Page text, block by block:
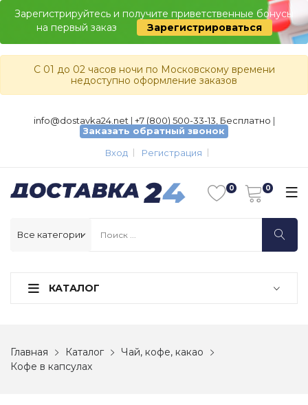
Зарегистрируйтесь и получите приветственные бонусы
на первый заказ
Зарегистрироваться
С 01 до 02 часов ночи по Московскому времени
недоступно оформление заказов
info@dostavka24.net | +7 (800) 500-33-13, Бесплатно |
Заказать обратный звонок
Вход
Регистрация
КАТАЛОГ
Главная Каталог
Чай, кофе, какао
Кофе в капсулах